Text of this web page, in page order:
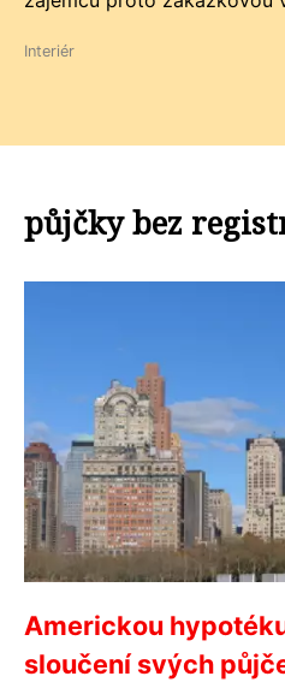
Interiér
půjčky bez
Americkou
sloučení svých